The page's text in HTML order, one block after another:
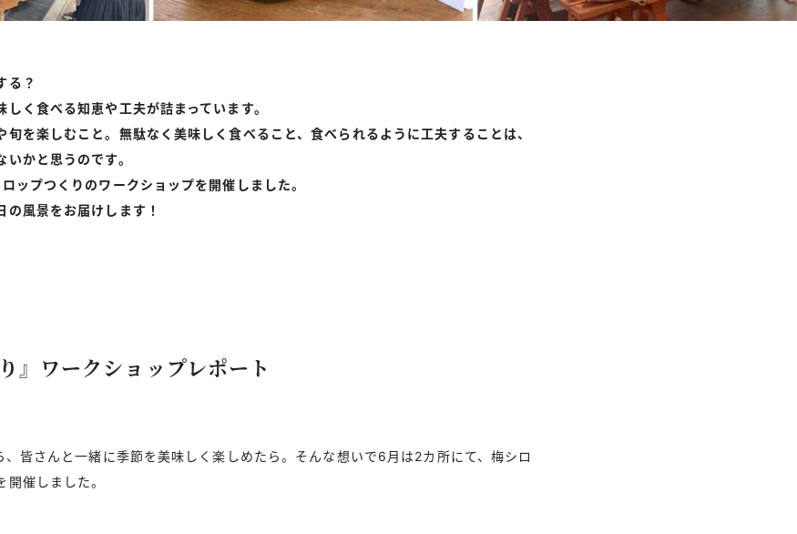
る？
しく食べる知恵や工夫が詰まっています。
を楽しむこと。無駄なく美味しく食べること、食べられるように工夫することは、
かと思うのです。
ップつくりのワークショップを開催しました。
の風景をお届けします！
』ワークショップレポート
、皆さんと一緒に季節を美味しく楽しめたら。そんな想いで6月は2カ所にて、梅シロ
催しました。